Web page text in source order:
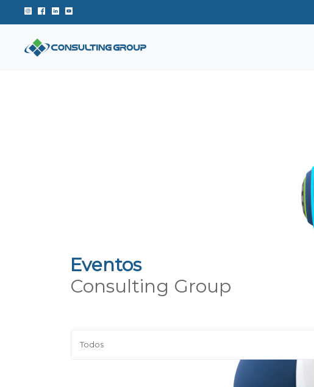
Instagram de Consulting Group
Facebook de Consulting Group
Linkedin de Consulting Group
Eventos
Consulting Group